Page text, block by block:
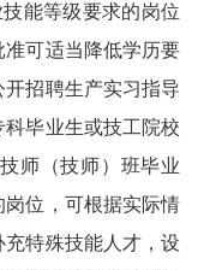
能等级要求的岗位
准可适当降低学历要
开招聘生产实习指导
毕业生或技工院校
师（技师）班毕业
岗位，可根据实际情
充特殊技能人才，设